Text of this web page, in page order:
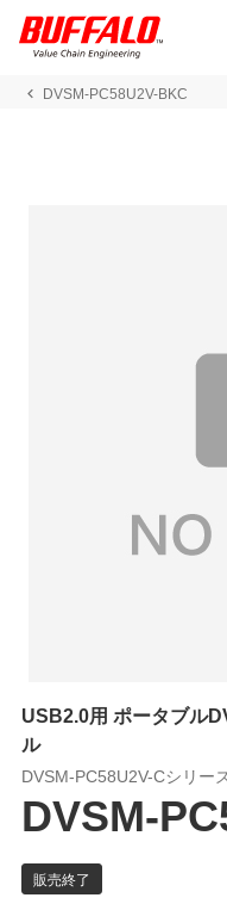
DVSM-PC58U2V-BKC
USB2.0用 ポータブル
ル
DVSM-PC58U2V-Cシリー
DVSM-